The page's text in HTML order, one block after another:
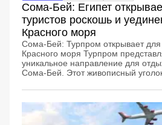
Сома-Бей: Египет
туристов роскошь и
Красного моря
Сома-Бей: Турпром открывает
Красного моря Турпром
уникальное направление для
Сома-Бей. Этот живописный